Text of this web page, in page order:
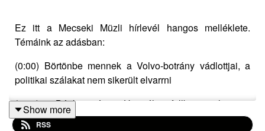
Ez itt a Mecseki Müzli hírlevél hangos melléklete.
Témáink az adásban:
(0:00) Börtönbe mennek a Volvo-botrány vádlottjai, a
politikai szálakat nem sikerült elvarrni
(9:40) Bánki és Hoppál fullba tolta a
kampánykreténségét
Show more
RSS